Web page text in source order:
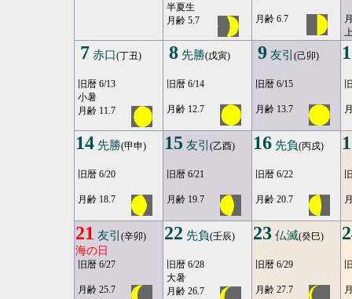
半夏生
月齢 5.7
月齢 6.7
7 赤口(丁丑)
旧暦 6/13
小暑
月齢 11.7
8 先勝(戊寅)
旧暦 6/14
月齢 12.7
9 友引 (己卯)
旧暦 6/15
月齢 13.7
14 先勝(甲申)
旧暦 6/20
月齢 18.7
15 友引 (乙酉)
旧暦 6/21
月齢 19.7
16 先負(丙戌)
旧暦 6/22
月齢 20.7
21 友引 (辛卯)
海の日
旧暦 6/27
月齢 25.7
22 先負(壬辰)
旧暦 6/28
大暑
月齢 26.7
23 仏滅(癸巳)
旧暦 6/29
月齢 27.7